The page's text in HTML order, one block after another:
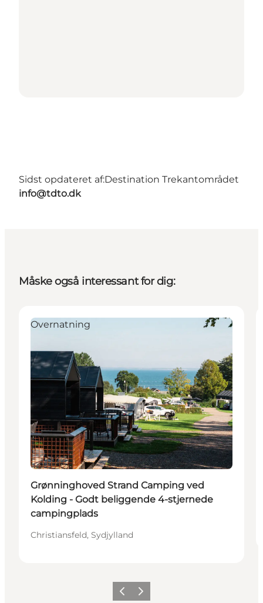
Sidst opdateret af:Destination Trekantområdet
info@tdto.dk
Måske også interessant for dig:
Overnatning
Grønninghoved Strand Camping ved
Kolding - Godt beliggende 4-stjernede
campingplads
Christiansfeld, Sydjylland
Forrige billede
Næste billede